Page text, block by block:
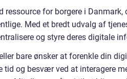
for borgere i Danmark,
Med et bredt udvalg af
og styre deres digitale
bare ønsker at forenkle din
tid og besvær ved at interagere